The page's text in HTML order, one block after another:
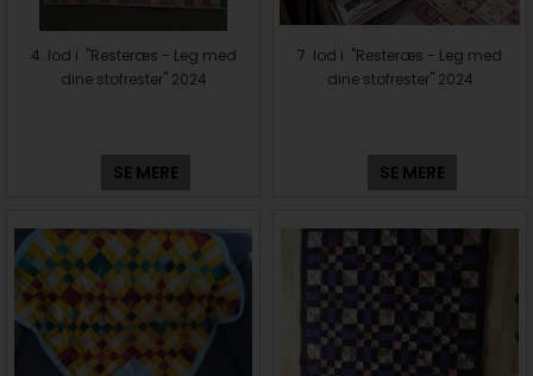
4. lod i "Resteræs - Leg med
dine stofrester" 2024
SE MERE
7. lod i "Resteræs - Leg med
dine stofrester" 2024
SE MERE